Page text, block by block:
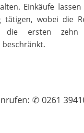
Einkäufe
tätigen, wobei die
die ersten
beschränkt.
: ✆ 0261